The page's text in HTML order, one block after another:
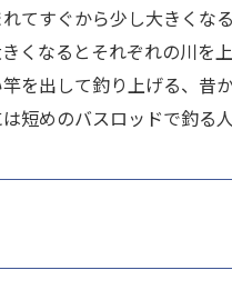
てすぐから少し大きくな
くなるとそれぞれの川を
を出して釣り上げる、昔
短めのバスロッドで釣る人